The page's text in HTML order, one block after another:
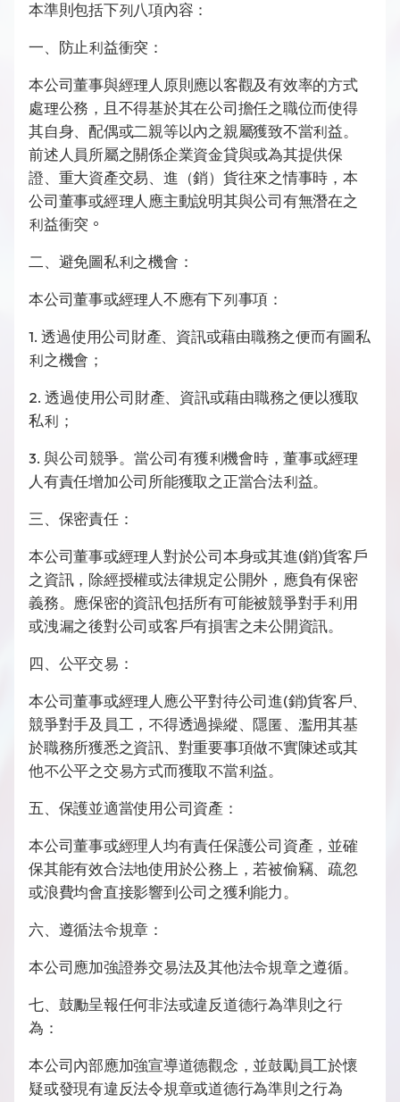
本準則包括下列八項內容：
一、防止利益衝突：
本公司董事與經理人原則應以客觀及有效率的方式
處理公務，且不得基於其在公司擔任之職位而使得
其自身、配偶或二親等以內之親屬獲致不當利益。
前述人員所屬之關係企業資金貸與或為其提供保
證、重大資產交易、進（銷）貨往來之情事時，本
公司董事或經理人應主動說明其與公司有無潛在之
利益衝突 。
二、避免圖私利之機會：
本公司董事或經理人不應有下列事項：
1.透過使用公司財產、資訊或藉由職務之便而有圖私
利之機會；
2.透過使用公司財產、資訊或藉由職務之便以獲取
私利；
3.與公司競爭。當公司有獲利機會時，董事或經理
人有責任增加公司所能獲取之正當合法利益。
三、保密責任：
本公司董事或經理人對於公司本身或其進(銷)貨客戶
之資訊，除經授權或法律規定公開外，應負有保密
義務。應保密的資訊包括所有可能被競爭對手利用
或洩漏之後對公司或客戶有損害之未公開資訊。
四、公平交易：
本公司董事或經理人應公平對待公司進(銷)貨客戶、
競爭對手及員工，不得透過操縱、隱匿、濫用其基
於職務所獲悉之資訊、對重要事項做不實陳述或其
他不公平之交易方式而獲取不當利益。
五、保護並適當使用公司資產：
本公司董事或經理人均有責任保護公司資產，並確
保其能有效合法地使用於公務上，若被偷竊、疏忽
或浪費均會直接影響到公司之獲利能力。
六、遵循法令規章：
本公司應加強證券交易法及其他法令規章之遵循。
七、鼓勵呈報任何非法或違反道德行為準則之行
為：
本公司內部應加強宣導道德觀念，並鼓勵員工於懷
疑或發現有違反法令規章或道德行為準則之行為